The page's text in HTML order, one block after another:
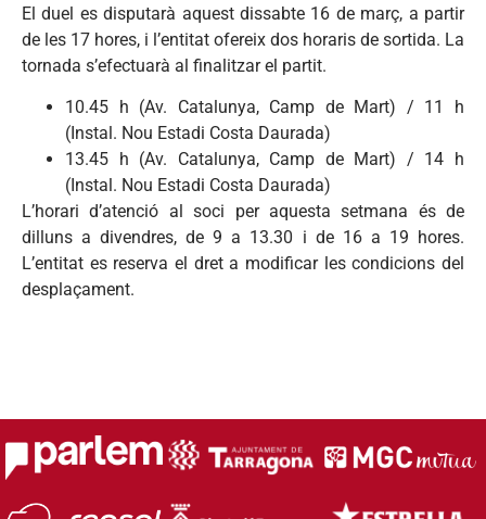
El duel es disputarà aquest dissabte 16 de març, a partir
de les 17 hores, i l’entitat ofereix dos horaris de sortida. La
tornada s’efectuarà al finalitzar el partit.
10.45 h (Av. Catalunya, Camp de Mart) / 11 h
(Instal. Nou Estadi Costa Daurada)
13.45 h (Av. Catalunya, Camp de Mart) / 14 h
(Instal. Nou Estadi Costa Daurada)
L’horari d’atenció al soci per aquesta setmana és de
dilluns a divendres, de 9 a 13.30 i de 16 a 19 hores.
L’entitat es reserva el dret a modificar les condicions del
desplaçament.